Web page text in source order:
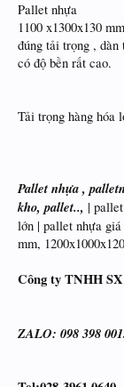
Pallet nhựa
1100 x1300x130
đúng tải trọng ,
có độ bền rất cao.
Tải trọng hàng hóa
Pallet nhựa ,
kho, pallet.., |
lớn | pallet nhựa
mm,
Công ty TNHH
ZALO: 098 398